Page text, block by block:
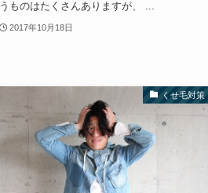
うものはたくさんありますが、 ...
2017年10月18日
くせ毛対策